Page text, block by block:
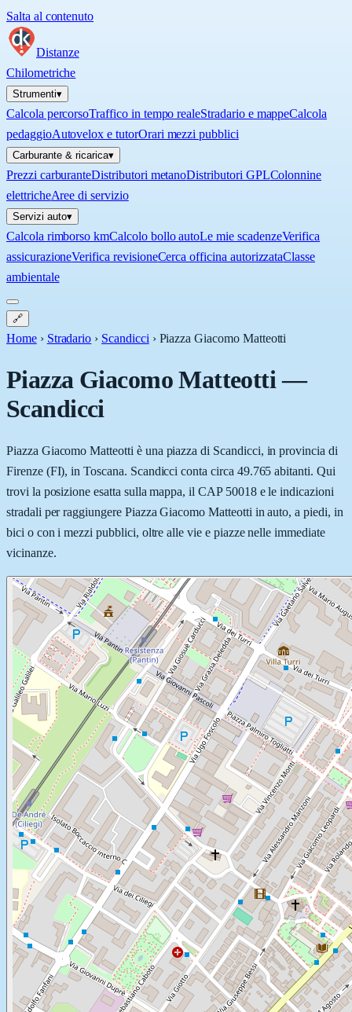
Salta al contenuto
Distanze
Chilometriche
Strumenti▾
Calcola percorsoTraffico in tempo realeStradario e mappeCalcola
pedaggioAutovelox e tutorOrari mezzi pubblici
Carburante & ricarica▾
Prezzi carburanteDistributori metanoDistributori GPLColonnine
elettricheAree di servizio
Servizi auto▾
Calcola rimborso kmCalcolo bollo autoLe mie scadenzeVerifica
assicurazioneVerifica revisioneCerca officina autorizzataClasse
ambientale
🔗
Home › Stradario › Scandicci › Piazza Giacomo Matteotti
Piazza Giacomo Matteotti—
Scandicci
Piazza Giacomo Matteotti è una piazza di Scandicci, in provincia di
Firenze (FI), in Toscana. Scandicci conta circa 49.765 abitanti. Qui
trovi la posizione esatta sulla mappa, il CAP 50018 e le indicazioni
stradali per raggiungere Piazza Giacomo Matteotti in auto, a piedi, in
bici o con i mezzi pubblici, oltre alle vie e piazze nelle immediate
vicinanze.